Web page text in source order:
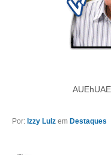
Por: Izzy Lulz em Destaques